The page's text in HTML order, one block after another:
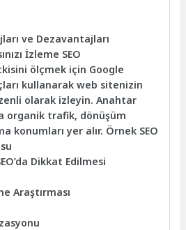
ve Dezavantajları
İzleme SEO
ölçmek için Google
kullanarak web sitenizin
olarak izleyin. Anahtar
organik trafik, dönüşüm
konumları yer alır. Örnek SEO
Dikkat Edilmesi
Araştırması